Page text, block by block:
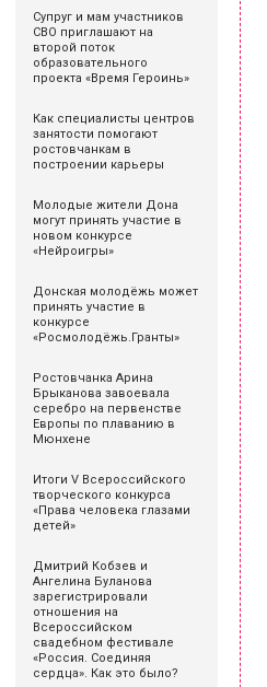
Супруг и мам участников
СВО приглашают на
второй поток
образовательного
проекта «Время Героинь»
Как специалисты центров
занятости помогают
ростовчанкам в
построении карьеры
Молодые жители Дона
могут принять участие в
новом конкурсе
«Нейроигры»
Донская молодёжь может
принять участие в
конкурсе
«Росмолодёжь.Гранты»
Ростовчанка Арина
Брыканова завоевала
серебро на первенстве
Европы по плаванию в
Мюнхене
Итоги V Всероссийского
творческого конкурса
«Права человека глазами
детей»
Дмитрий Кобзев и
Ангелина Буланова
зарегистрировали
отношения на
Всероссийском
свадебном фестивале
«Россия. Соединяя
сердца». Как это было?